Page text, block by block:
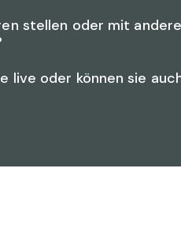
stellen oder mit
live oder können sie